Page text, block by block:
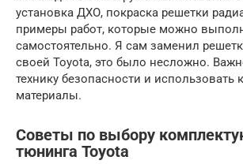
установка ДХО, покраска решетки
примеры работ, которые можно
самостоятельно. Я сам заменил
своей Toyota, это было несложно.
технику безопасности и использовать
материалы.
Советы по выбору
тюнинга Toyota